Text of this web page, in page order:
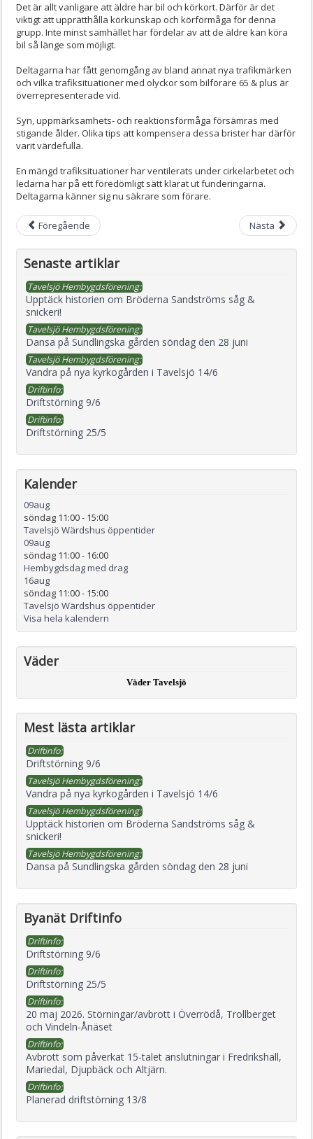
Det är allt vanligare att äldre har bil och körkort. Därför är det
viktigt att upprätthålla körkunskap och körförmåga för denna
grupp. Inte minst samhället har fördelar av att de äldre kan köra
bil så länge som möjligt.
Deltagarna har fått genomgång av bland annat nya trafikmärken
och vilka trafiksituationer med olyckor som bilförare 65 & plus är
överrepresenterade vid.
Syn, uppmärksamhets- och reaktionsförmåga försämras med
stigande ålder. Olika tips att kompensera dessa brister har därför
varit värdefulla.
En mängd trafiksituationer har ventilerats under cirkelarbetet och
ledarna har på ett föredömligt sätt klarat ut funderingarna.
Deltagarna känner sig nu säkrare som förare.
Föregående Nästa
Senaste artiklar
Tavelsjö Hembygdsförening:
Upptäck historien om Bröderna Sandströms såg &
snickeri!
Tavelsjö Hembygdsförening:
Dansa på Sundlingska gården söndag den 28 juni
Tavelsjö Hembygdsförening:
Vandra på nya kyrkogården i Tavelsjö 14/6
Driftinfo:
Driftstörning 9/6
Driftinfo:
Driftstörning 25/5
Kalender
09aug
söndag 11:00- 15:00
Tavelsjö Wärdshus öppentider
09aug
söndag 11:00- 16:00
Hembygdsdag med drag
16aug
söndag 11:00- 15:00
Tavelsjö Wärdshus öppentider
Visa hela kalendern
Väder
Väder Tavelsjö
Mest lästa artiklar
Driftinfo:
Driftstörning 9/6
Tavelsjö Hembygdsförening:
Vandra på nya kyrkogården i Tavelsjö 14/6
Tavelsjö Hembygdsförening:
Upptäck historien om Bröderna Sandströms såg &
snickeri!
Tavelsjö Hembygdsförening:
Dansa på Sundlingska gården söndag den 28 juni
Byanät Driftinfo
Driftinfo:
Driftstörning 9/6
Driftinfo:
Driftstörning 25/5
Driftinfo:
20 maj 2026. Störningar/avbrott i Överrödå, Trollberget
och Vindeln-Ånäset
Driftinfo:
Avbrott som påverkat 15-talet anslutningar i Fredrikshall,
Mariedal, Djupbäck och Altjärn.
Driftinfo:
Planerad driftstörning 13/8